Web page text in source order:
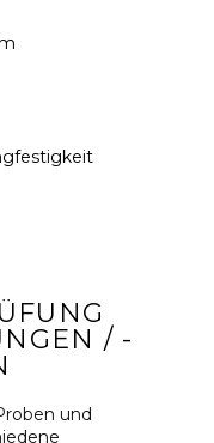
/ -
und